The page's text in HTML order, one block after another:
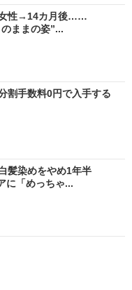
女性→14カ月後……
ままの姿”...
割手数料0円で入手する
髪染めをやめ1年半
「めっちゃ...